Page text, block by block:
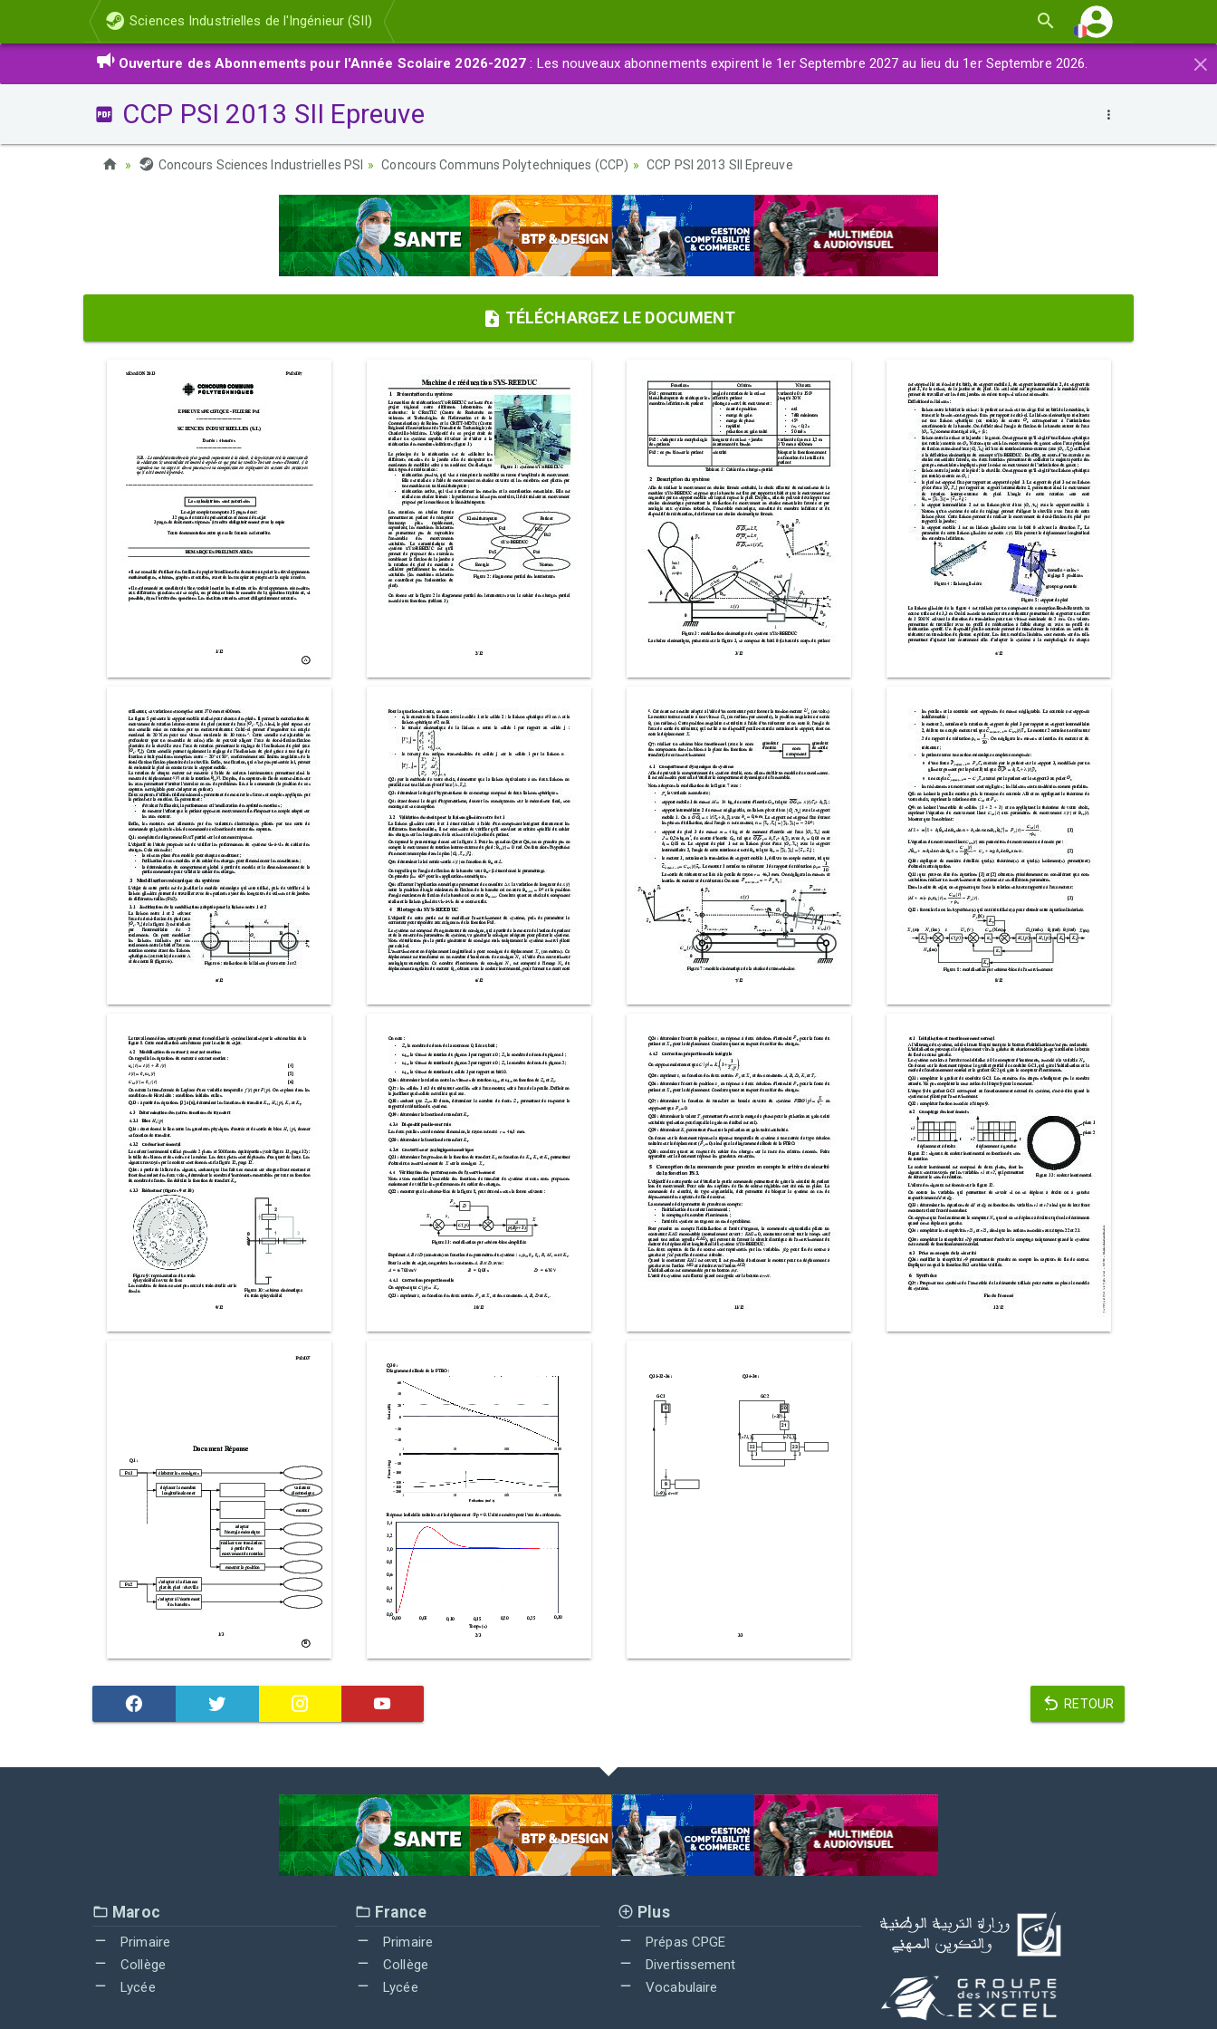
Sciences Industrielles de l'Ingénieur (SII)
×
Ouverture des Abonnements pour l'Année Scolaire 2026-2027 : Les nouveaux abonnements expirent le 1er Septembre 2027 au lieu du 1er Septembre 2026.
CCP PSI 2013 SII Epreuve
Concours Sciences Industrielles PSI Concours Communs Polytechniques (CCP) CCP PSI 2013 SII Epreuve
TÉLÉCHARGEZ LE DOCUMENT
RETOUR
Maroc
Primaire
Collège
Lycée
France
Primaire
Collège
Lycée
Plus
Prépas CPGE
Divertissement
Vocabulaire